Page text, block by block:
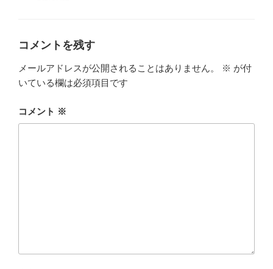
コメントを残す
メールアドレスが公開されることはありません。 ※ が付
いている欄は必須項目です
コメント ※